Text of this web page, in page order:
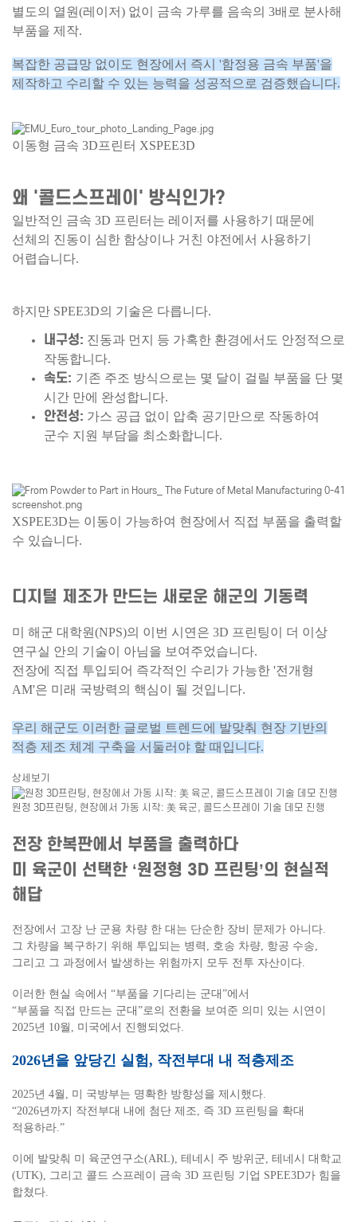
별도의 열원(레이저) 없이 금속 가루를 음속의 3배로 분사해
부품을 제작.
복잡한 공급망 없이도 현장에서 즉시 '함정용 금속 부품'을
제작하고 수리할 수 있는 능력을 성공적으로 검증했습니다.
이동형 금속 3D프린터 XSPEE3D
왜 '콜드스프레이' 방식인가?
일반적인 금속 3D 프린터는 레이저를 사용하기 때문에
선체의 진동이 심한 함상이나 거친 야전에서 사용하기
어렵습니다.
하지만 SPEE3D의 기술은 다릅니다.
내구성: 진동과 먼지 등 가혹한 환경에서도 안정적으로
작동합니다.
속도: 기존 주조 방식으로는 몇 달이 걸릴 부품을 단 몇
시간 만에 완성합니다.
안전성: 가스 공급 없이 압축 공기만으로 작동하여
군수 지원 부담을 최소화합니다.
XSPEE3D는 이동이 가능하여 현장에서 직접 부품을 출력할
수 있습니다.
디지털 제조가 만드는 새로운 해군의 기동력
미 해군 대학원(NPS)의 이번 시연은 3D 프린팅이 더 이상
연구실 안의 기술이 아님을 보여주었습니다.
전장에 직접 투입되어 즉각적인 수리가 가능한 '전개형
AM'은 미래 국방력의 핵심이 될 것입니다.
우리 해군도 이러한 글로벌 트렌드에 발맞춰 현장 기반의
적층 제조 체계 구축을 서둘러야 할 때입니다.
상세보기
원정 3D프린팅, 현장에서 가동 시작: 美 육군, 콜드스프레이 기술 데모 진행
전장 한복판에서 부품을 출력하다
미 육군이 선택한 ‘원정형 3D 프린팅’의 현실적
해답
전장에서 고장 난 군용 차량 한 대는 단순한 장비 문제가 아니다.
그 차량을 복구하기 위해 투입되는 병력, 호송 차량, 항공 수송,
그리고 그 과정에서 발생하는 위험까지 모두 전투 자산이다.
이러한 현실 속에서 “부품을 기다리는 군대”에서
“부품을 직접 만드는 군대”로의 전환을 보여준 의미 있는 시연이
2025년 10월, 미국에서 진행되었다.
2026년을 앞당긴 실험, 작전부대 내 적층제조
2025년 4월, 미 국방부는 명확한 방향성을 제시했다.
“2026년까지 작전부대 내에 첨단 제조, 즉 3D 프린팅을 확대
적용하라.”
이에 발맞춰 미 육군연구소(ARL), 테네시 주 방위군, 테네시 대학교
(UTK), 그리고 콜드 스프레이 금속 3D 프린팅 기업 SPEE3D가 힘을
합쳤다.